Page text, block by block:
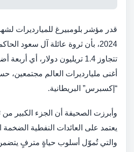
قدر مؤشر بلومبيرغ للميارديرات
2024، بأن ثروة عائلة آل سعود
تتجاوز 1.4 تريليون دولار، أي
أغنى مليارديرات العالم
“إكسبرس” البريطانية.
وأبرزت الصحيفة أن الجزء الكبير
يعتمد على العائدات النفطية الضخمة
والتي تُموّل أسلوب حياةٍ مترفٍ